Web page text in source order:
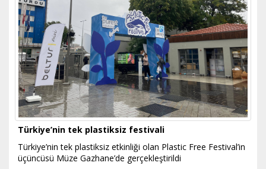
Türkiye’nin tek plastiksiz festivali
Türkiye’nin tek plastiksiz etkinliği olan Plastic Free Festival’in
üçüncüsü Müze Gazhane’de gerçekleştirildi